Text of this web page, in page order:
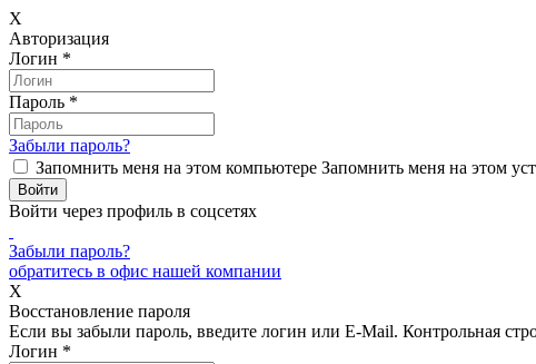
X
Авторизация
Логин *
Пароль *
Забыли пароль?
Запомнить меня на этом компьютере Запомнить меня на этом
Войти через профиль в соцсетях
Забыли пароль?
обратитесь в офис нашей компании
X
Восстановление пароля
Если вы забыли пароль, введите логин или E-Mail. Контрольная
Логин *